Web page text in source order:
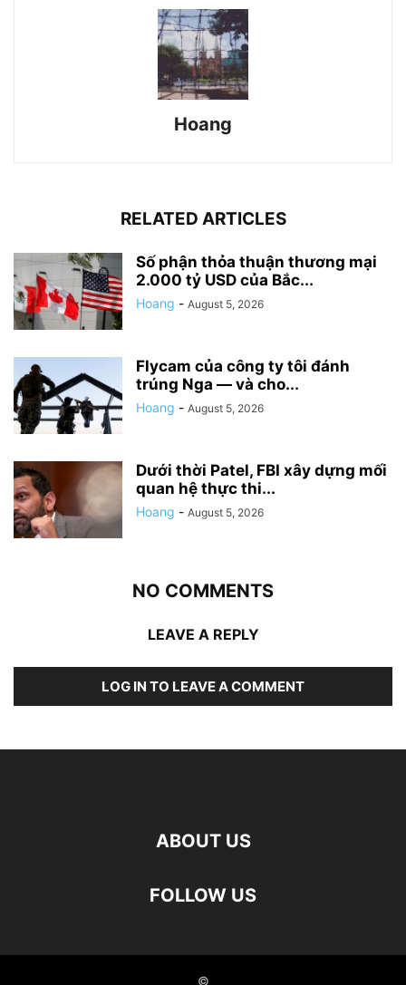
Hoang
RELATED ARTICLES
Số phận thỏa thuận thương mại
2.000 tỷ USD của Bắc...
Hoang - August 5, 2026
Flycam của công ty tôi đánh
trúng Nga — và cho...
Hoang - August 5, 2026
Dưới thời Patel, FBI xây dựng mối
quan hệ thực thi...
Hoang - August 5, 2026
NO COMMENTS
LEAVE A REPLY
LOG IN TO LEAVE A COMMENT
ABOUT US
FOLLOW US
©